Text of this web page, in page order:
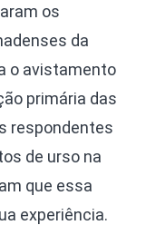
os
da
o avistamento
primária das
respondentes
de urso na
que essa
experiência.